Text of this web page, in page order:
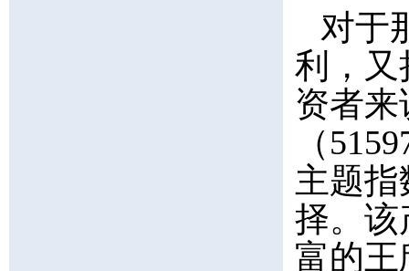
对于
利，又
资者来
（
主题
择。该
富的